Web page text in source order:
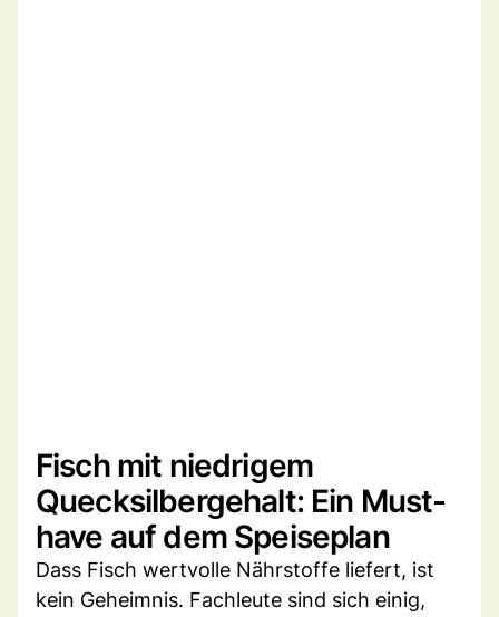
Fisch mit niedrigem
Quecksilbergehalt: Ein Must-
have auf dem Speiseplan
Dass Fisch wertvolle Nährstoffe liefert, ist
kein Geheimnis. Fachleute sind sich einig,